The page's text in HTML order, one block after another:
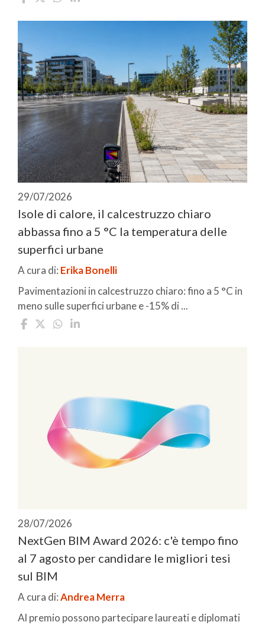
29/07/2026
Isole di calore, il calcestruzzo chiaro
abbassa fino a 5 °C la temperatura delle
superfici urbane
A cura di: Erika Bonelli
Pavimentazioni in calcestruzzo chiaro: fino a 5 °C in
meno sulle superfici urbane e -15% di ...
28/07/2026
NextGen BIM Award 2026: c'è tempo fino
al 7 agosto per candidare le migliori tesi
sul BIM
A cura di:Andrea Merra
Al premio possono partecipare laureati e diplomati